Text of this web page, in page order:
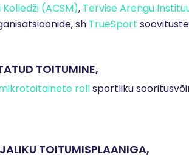
(ACSM), Tervise Arengu
sh TrueSport
TOITUMINE,
rollsportliku
TOITUMISPLAANIGA,